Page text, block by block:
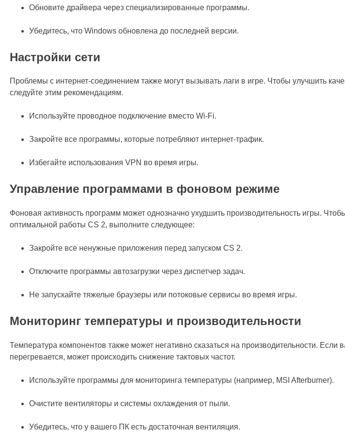
Обновите драйвера через специализированные программы.
Убедитесь, что Windows обновлена до последней версии.
Настройки сети
Проблемы с интернет-соединением также могут вызывать лаги в игре. Чтобы улучшить
следуйте этим рекомендациям.
Используйте проводное подключение вместо Wi-Fi.
Закройте все программы, которые потребляют интернет-трафик.
Избегайте использования VPN во время игры.
Управление программами в фоновом режиме
Фоновая активность программ может однозначно ухудшить производительность игры.
оптимальной работы CS 2, выполните следующее:
Закройте все ненужные приложения перед запуском CS 2.
Отключите программы автозагрузки через диспетчер задач.
Не запускайте тяжелые браузеры или потоковые сервисы во время игры.
Мониторинг температуры и производительности
Температура компонентов также может негативно сказаться на производительности. Если
перегревается, может происходить снижение тактовых частот.
Используйте программы для мониторинга температуры (например, MSI Afterburner).
Очистите вентиляторы и системы охлаждения от пыли.
Убедитесь, что у вашего ПК есть достаточная вентиляция.